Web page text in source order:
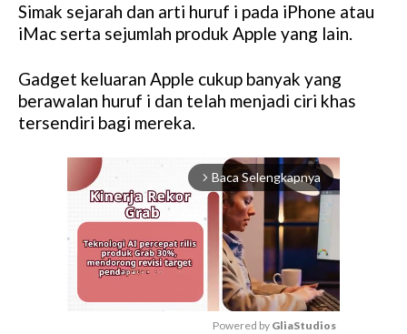
Simak sejarah dan arti huruf i pada iPhone atau
iMac serta sejumlah produk Apple yang lain.
Gadget keluaran Apple cukup banyak yang
berawalan huruf i dan telah menjadi ciri khas
tersendiri bagi mereka.
arrow_forward_ios Baca Selengkapnya
Powered by GliaStudios